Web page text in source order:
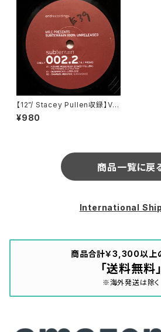
【12”/ Stacey Pullen収録】V.
A. / Mr. C Presents Subterr
ain 100% Unreleased (Disc
¥980
商品一覧に戻
International
商品合計￥3,300以上
「送料無料」
※海外発送は除く